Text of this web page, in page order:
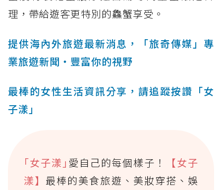
理，帶給遊客更特別的鱻蟹享受。
提供海內外旅遊最新消息，「旅奇傳媒」專
業旅遊新聞‧豐富你的視野
最棒的女性生活資訊分享，請追蹤按讚「女
子漾」
｢女子漾｣ 愛自己的每個樣子！
【女子
漾】最棒的美食旅遊、美妝穿搭、娛